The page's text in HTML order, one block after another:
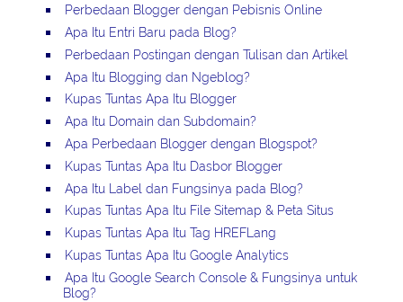
Perbedaan Blogger dengan Pebisnis Online
Apa Itu Entri Baru pada Blog?
Perbedaan Postingan dengan Tulisan dan Artikel
Apa Itu Blogging dan Ngeblog?
Kupas Tuntas Apa Itu Blogger
Apa Itu Domain dan Subdomain?
Apa Perbedaan Blogger dengan Blogspot?
Kupas Tuntas Apa Itu Dasbor Blogger
Apa Itu Label dan Fungsinya pada Blog?
Kupas Tuntas Apa Itu File Sitemap & Peta Situs
Kupas Tuntas Apa Itu Tag HREFLang
Kupas Tuntas Apa Itu Google Analytics
Apa Itu Google Search Console & Fungsinya untuk
Blog?